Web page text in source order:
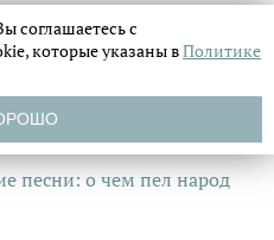
песни: о чем пел народ
соглашаетесь с
которые указаны вПолитике